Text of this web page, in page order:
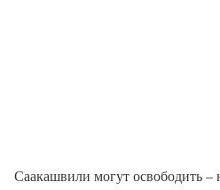
Саакашвили могут освободить –